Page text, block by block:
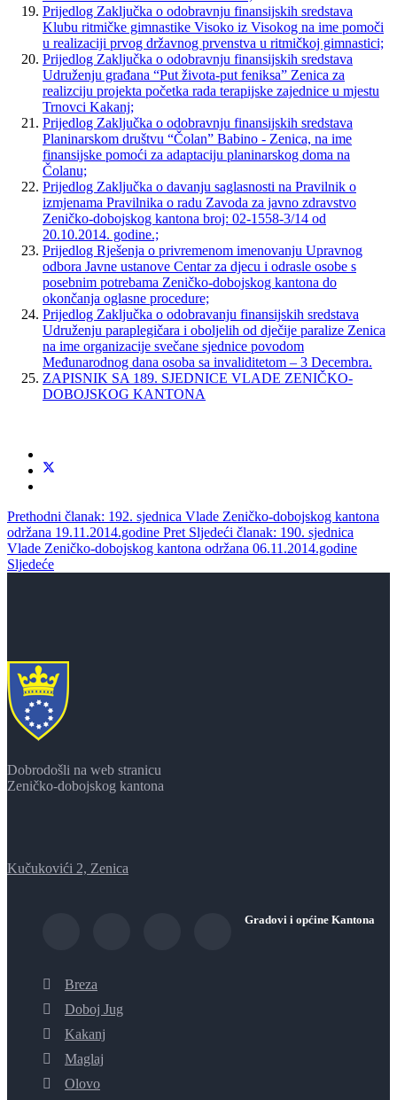
Prijedlog Zaključka o odobravnju finansijskih sredstava
Klubu ritmičke gimnastike Visoko iz Visokog na ime pomoči
u realizaciji prvog državnog prvenstva u ritmičkoj gimnastici;
Prijedlog Zaključka o odobravnju finansijskih sredstava
Udruženju građana “Put života-put feniksa” Zenica za
realizciju projekta početka rada terapijske zajednice u mjestu
Trnovci Kakanj;
Prijedlog Zaključka o odobravnju finansijskih sredstava
Planinarskom društvu “Čolan” Babino - Zenica, na ime
finansijske pomoći za adaptaciju planinarskog doma na
Čolanu;
Prijedlog Zaključka o davanju saglasnosti na Pravilnik o
izmjenama Pravilnika o radu Zavoda za javno zdravstvo
Zeničko-dobojskog kantona broj: 02-1558-3/14 od
20.10.2014. godine.;
Prijedlog Rješenja o privremenom imenovanju Upravnog
odbora Javne ustanove Centar za djecu i odrasle osobe s
posebnim potrebama Zeničko-dobojskog kantona do
okončanja oglasne procedure;
Prijedlog Zaključka o odobravanju finansijskih sredstava
Udruženju paraplegičara i oboljelih od dječije paralize Zenica
na ime organizacije svečane sjednice povodom
Međunarodnog dana osoba sa invaliditetom – 3 Decembra.
ZAPISNIK SA 189. SJEDNICE VLADE ZENIČKO-
DOBOJSKOG KANTONA
Prethodni članak: 192. sjednica Vlade Zeničko-dobojskog kantona
održana 19.11.2014.godine Pret Sljedeći članak: 190. sjednica
Vlade Zeničko-dobojskog kantona održana 06.11.2014.godine
Sljedeće
Dobrodošli na web stranicu
Zeničko-dobojskog kantona
Kučukovići 2, Zenica
Gradovi i općine Kantona
Breza
Doboj Jug
Kakanj
Maglaj
Olovo